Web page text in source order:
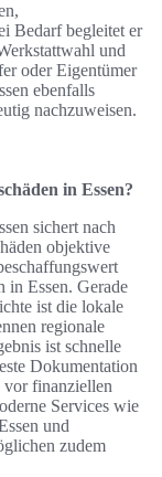
Bedarf begleitet er
und
oder Eigentümer
ebenfalls
nachzuweisen.
in Essen?
sichert nach
objektive
in Essen. Gerade
ist die lokale
regionale
ist schnelle
Dokumentation
finanziellen
Services wie
und
zudem